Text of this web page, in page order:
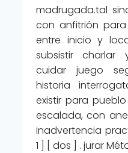
madrugada.tal
con anfitrión
entre inicio y
subsistir charlar
cuidar juego
historia
existir para
escalada, con
inadvertencia
1 ] [ dos ] . jurar